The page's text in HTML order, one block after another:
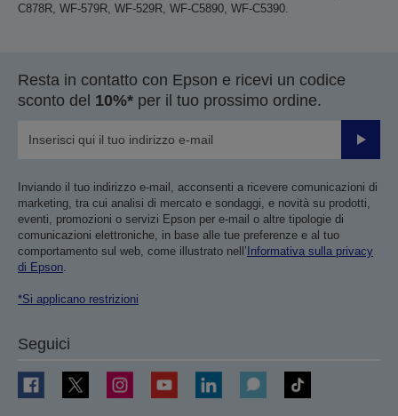
C878R, WF-579R, WF-529R, WF-C5890, WF-C5390.
Resta in contatto con Epson e ricevi un codice
sconto del 10%* per il tuo prossimo ordine.
Invia
Inviando il tuo indirizzo e-mail, acconsenti a ricevere comunicazioni di
marketing, tra cui analisi di mercato e sondaggi, e novità su prodotti,
eventi, promozioni o servizi Epson per e-mail o altre tipologie di
comunicazioni elettroniche, in base alle tue preferenze e al tuo
comportamento sul web, come illustrato nell’ Informativa sulla privacy
di Epson.
*Si applicano restrizioni
Seguici